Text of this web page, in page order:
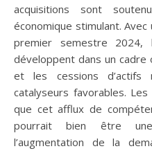
acquisitions sont
économique stimulant.
premier semestre
développent dans un cadre
et les cessions d’actifs
catalyseurs favorables.
que cet afflux de
pourrait bien être
l’augmentation de la